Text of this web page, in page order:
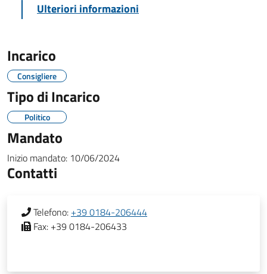
Ulteriori informazioni
Incarico
Consigliere
Tipo di Incarico
Politico
Mandato
Inizio mandato: 10/06/2024
Contatti
Telefono: +39 0184-206444
Fax: +39 0184-206433